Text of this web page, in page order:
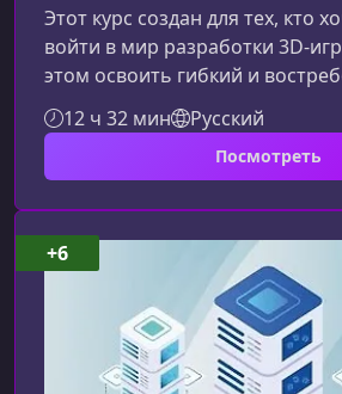
Этот курс создан для тех, кто
войти в мир разработки
этом освоить гибкий и
программирования C#. Вы
практическом примере —
полноценного 3D шутера, что
наглядным.О курсеОбучение
простым, понятным языком и
реальные примеры — никаких
«роботизированных»
перегруженной теории. По
12 ч 32 мин Русский
Посмотреть
+6